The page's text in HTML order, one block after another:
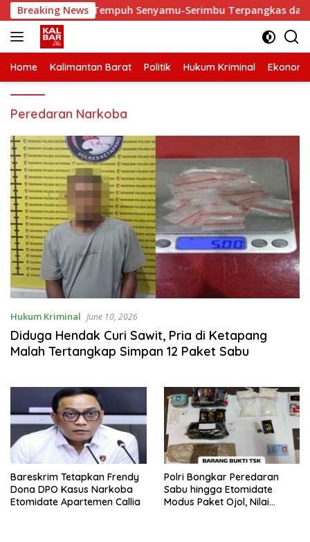
Skip
to
content
Breaking News
Waktu Tempuh Senyamu-Serimbu Terpangkas dari 2 Jam
Home Kalimantan Barat Politik Hukum Kriminal Ekonomi
Peredaran Narkoba
Hukum Kriminal June 10, 2026
Diduga Hendak Curi Sawit, Pria di Ketapang
Malah Tertangkap Simpan 12 Paket Sabu
Bareskrim Tetapkan Frendy
Dona DPO Kasus Narkoba
Etomidate Apartemen Callia
Polri Bongkar Peredaran
Sabu hingga Etomidate
Modus Paket Ojol, Nilai